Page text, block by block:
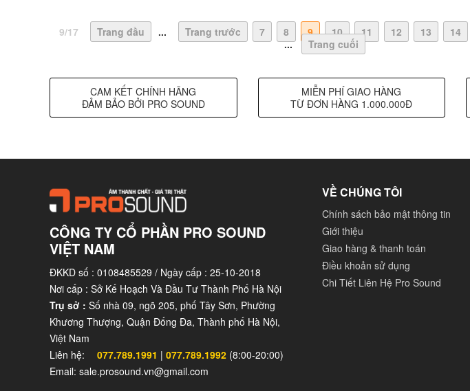
9/17 Trang đầu ... Trang trước 7 8 9 10 11 12 13 14
...
Trang cuối
CAM KẾT CHÍNH HÃNG
ĐẢM BẢO BỞI PRO SOUND
MIỄN PHÍ GIAO HÀNG
TỪ ĐƠN HÀNG 1.000.000Đ
CÔNG TY CỔ PHẦN PRO SOUND
VIỆT NAM
ĐKKD số : 0108485529 / Ngày cấp : 25-10-2018
Nơi cấp : Sở Kế Hoạch Và Đầu Tư Thành Phố Hà Nội
Trụ sở : Số nhà 09, ngõ 205, phố Tây Sơn, Phường
Khương Thượng, Quận Đống Đa, Thành phố Hà Nội,
Việt Nam
Liên hệ:
077.789.1991 | 077.789.1992 (8:00-20:00)
Email: sale.prosound.vn@gmail.com
VỀ CHÚNG TÔI
Chính sách bảo mật thông tin
Giới thiệu
Giao hàng & thanh toán
Điều khoản sử dụng
Chi Tiết Liên Hệ Pro Sound